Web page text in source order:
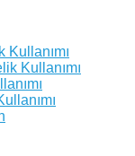
Kullanımı